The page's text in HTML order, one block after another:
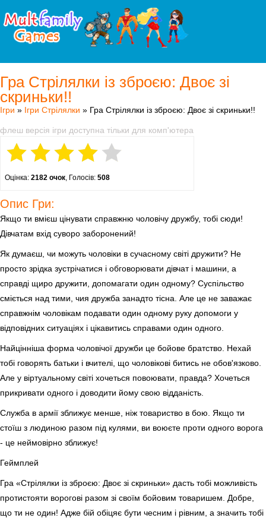
Гра Стрілялки із зброєю: Двоє зі
скриньки!!
Ігри » Ігри Стрілялки » Гра Стрілялки із зброєю: Двоє зі скриньки!!
флеш версія ігри доступна тільки для комп'ютера
Оцінка: 2182 очок, Голосів: 508
Опис Гри:
Якщо ти вмієш цінувати справжню чоловічу дружбу, тобі сюди!
Дівчатам вхід суворо заборонений!
Як думаєш, чи можуть чоловіки в сучасному світі дружити? Не
просто зрідка зустрічатися і обговорювати дівчат і машини, а
справді щиро дружити, допомагати один одному? Суспільство
сміється над тими, чия дружба занадто тісна. Але це не заважає
справжнім чоловікам подавати один одному руку допомоги у
відповідних ситуаціях і цікавитись справами один одного.
Найцінніша форма чоловічої дружби це бойове братство. Нехай
тобі говорять батьки і вчителі, що чоловікові битись не обов'язково.
Але у віртуальному світі хочеться повоювати, правда? Хочеться
прикривати одного і доводити йому свою відданість.
Служба в армії зближує менше, ніж товариство в бою. Якщо ти
стоїш з людиною разом під кулями, ви воюєте проти одного ворога
- це неймовірно зближує!
Геймплей
Гра «Стрілялки із зброєю: Двоє зі скриньки» дасть тобі можливість
протистояти ворогові разом зі своїм бойовим товаришем. Добре,
що ти не один! Адже бій обіцяє бути чесним і рівним, а значить тобі